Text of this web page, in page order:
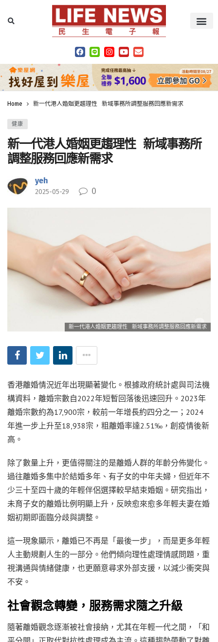
Home 新一代港人婚姻更趨理性 新域事務所調整服務回應新需求
健康
新一代港人婚姻更趨理性 新域事務所
調整服務回應新需求
yeh
2025-05-29 0
新一代港人婚姻更趨理性 新域事務所調整服務回應新需求
香港離婚情況近年出現顯著變化。根據政府統計處與司法機
構資料，離婚宗數自2022年短暫回落後迅速回升。2023年
離婚宗數約為17,900宗，較前一年增長約四分之一；2024
年進一步上升至18,938宗，粗離婚率達2.51‰，創疫情後新
高。
除了數量上升，更值得關注的是離婚人群的年齡分佈變化。
過往離婚多集中於結婚多年、有子女的中年夫婦，但近年不
少三十至四十歲的年輕伴侶選擇較早結束婚姻。研究指出，
未育子女的離婚比例明顯上升，反映愈來愈多年輕夫妻在婚
姻初期即面臨分歧與調整。
這一現象顯示，離婚已不再是「最後一步」，而是更多年輕
人主動規劃人生的一部分。他們傾向理性處理情感問題，重
視溝通與情緒健康，也更願意尋求外部支援，以減少衝突與
不安。
社會觀念轉變，服務需求隨之升級
隨著離婚觀念逐漸被社會接納，尤其在年輕一代之間，「和